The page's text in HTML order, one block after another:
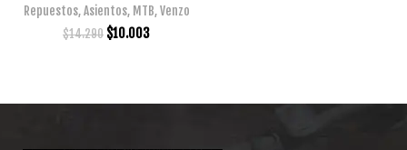
Repuestos,Asientos, MTB,Venzo
$14.290 $10.003